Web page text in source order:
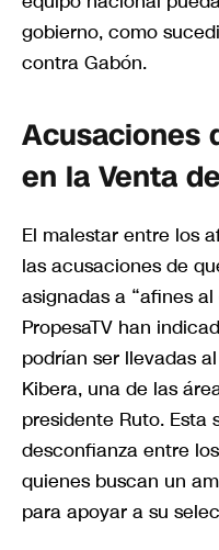
gobierno, como
contra Gabón.
Acusaciones
en la Venta
El malestar entre los
las acusaciones de
asignadas a “afines
PropesaTV han
podrían ser llevadas
Kibera, una de las
presidente Ruto.
desconfianza entre
quienes buscan un
para apoyar a su